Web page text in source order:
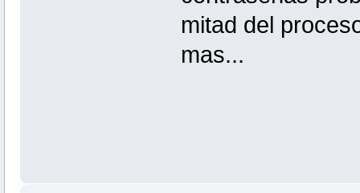
mitad del
mas...